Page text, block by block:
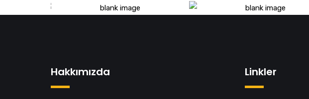
ORIENT BANK OTEL TÜRKIYE HAN OTEL
Hakkımızda Linkler